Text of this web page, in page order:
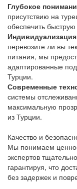
Глубокое
присутствию на
обеспечить быструю
перевозите ли вы
питания, мы
адаптированные
Турции.
Современные
системы
максимальную
из Турции.
Качество и
Мы понимаем
экспертов
гарантируя, что
без задержек и